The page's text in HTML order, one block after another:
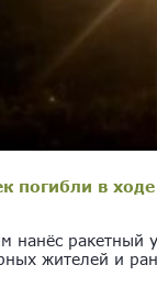
погибли в
нанёс ракетный
жителей и